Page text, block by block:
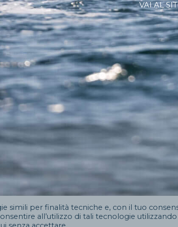
VAI AL
simili per finalità tecniche e, con il tuo
all’utilizzo di tali tecnologie